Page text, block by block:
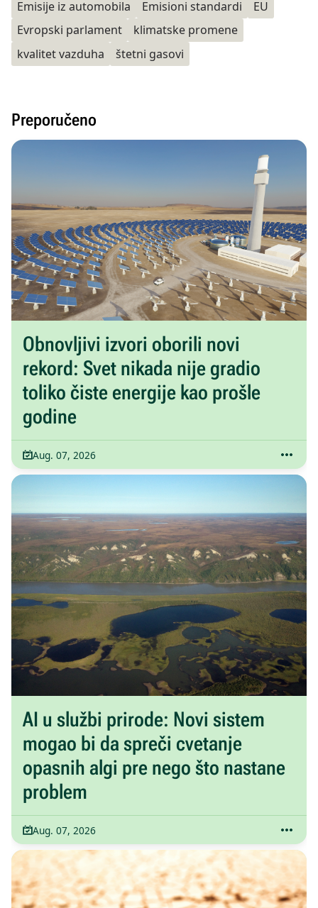
Emisije iz automobila Emisioni standardi
EU
Evropski parlament
klimatske promene
kvalitet vazduha
štetni gasovi
Preporučeno
Obnovljivi izvori oborili novi
rekord: Svet nikada nije gradio
toliko čiste energije kao prošle
godine
Aug. 07, 2026
AI u službi prirode: Novi sistem
mogao bi da spreči cvetanje
opasnih algi pre nego što nastane
problem
Aug. 07, 2026